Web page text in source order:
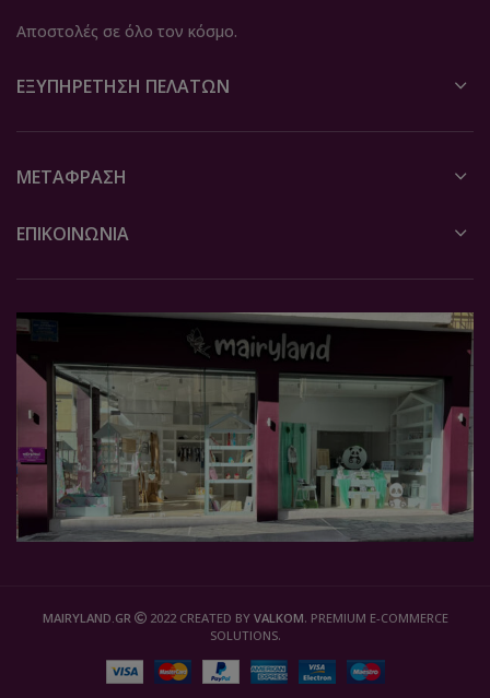
Αποστολές σε όλο τον κόσμο.
ΕΞΥΠΗΡΈΤΗΣΗ ΠΕΛΑΤΏΝ
ΜΕΤΆΦΡΑΣΗ
ΕΠΙΚΟΙΝΩΝΙΑ
MAIRYLAND.GR 2022 CREATED BY VALKOM. PREMIUM E-COMMERCE
SOLUTIONS.